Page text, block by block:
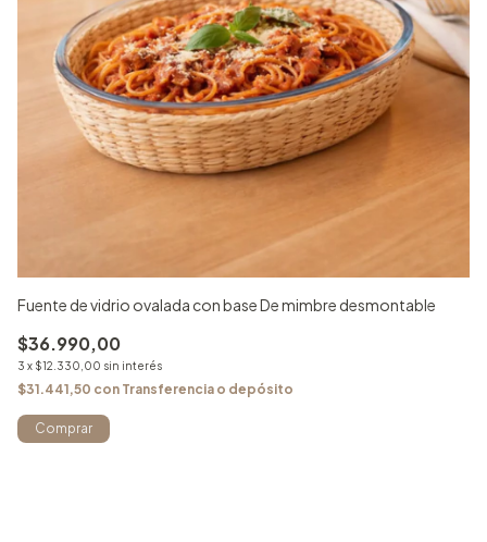
Fuente de vidrio ovalada con base De mimbre desmontable
$36.990,00
3 x $12.330,00 sin interés
$31.441,50 con Transferencia o depósito